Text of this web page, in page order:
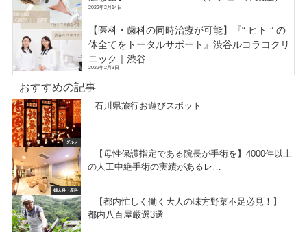
2022年2月14日
【医科・歯科の同時治療が可能】『“ ヒト ” の
体全てをトータルサポート』渋谷ルコラコクリ
ニック｜渋谷
2022年2月3日
おすすめの記事
グルメ
石川県旅行お遊びスポット
婦人科・産科
【母性保護指定である院長が手術を】4000件以上
の人工中絶手術の実績があるレ…
【都内忙しく働く大人の味方野菜不足必見！】｜
都内八百屋厳選3選